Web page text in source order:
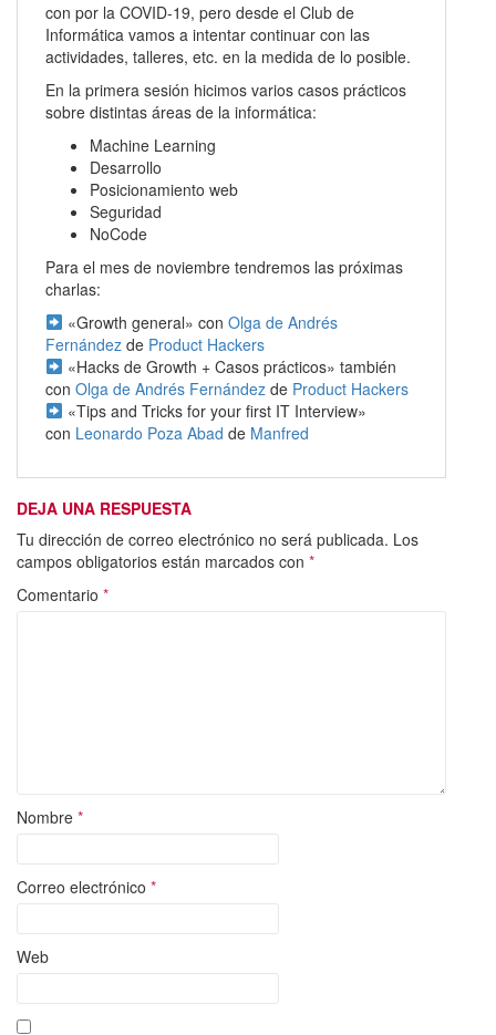
con por la COVID-19, pero desde el Club de
Informática vamos a intentar continuar con las
actividades, talleres, etc. en la medida de lo posible.
En la primera sesión hicimos varios casos prácticos
sobre distintas áreas de la informática:
Machine Learning
Desarrollo
Posicionamiento web
Seguridad
NoCode
Para el mes de noviembre tendremos las próximas
charlas:
«Growth general» con Olga de Andrés
Fernández de Product Hackers
«Hacks de Growth + Casos prácticos» también
con Olga de Andrés Fernández de Product Hackers
«Tips and Tricks for your first IT Interview»
con Leonardo Poza Abad de Manfred
DEJA UNA RESPUESTA
Tu dirección de correo electrónico no será publicada. Los
campos obligatorios están marcados con *
Comentario *
Nombre *
Correo electrónico *
Web